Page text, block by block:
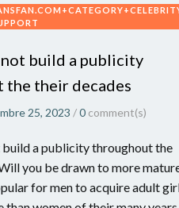
build a publicity
the their decades
25, 2023 /0 comment(s)
build a publicity throughout the
you be drawn to more
for men to acquire adult